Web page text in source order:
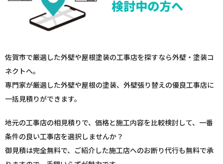
検討中の方へ
佐賀市で厳選した外壁や屋根塗装の工事店を探すなら外壁・塗装コ
ネクトへ。
専門家が厳選した外壁や屋根の塗装、外壁張り替えの優良工事店に
一括見積りができます。
地元の工事店の相見積りで、価格と施工内容を比較検討して、一番
条件の良い工事店を選択しませんか？
御見積は完全無料で、ご紹介した施工店へのお断り代行も無料で承